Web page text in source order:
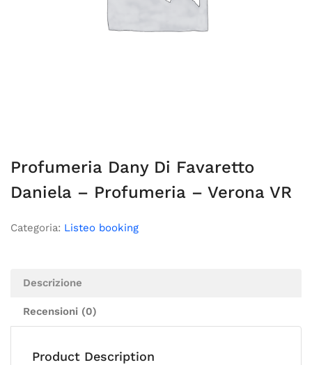
Profumeria Dany Di Favaretto
Daniela – Profumeria – Verona VR
Categoria: Listeo booking
Descrizione
Recensioni (0)
Product Description